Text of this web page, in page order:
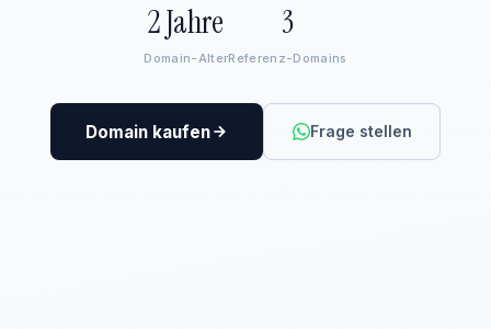
2 Jahre
Domain-Alter
3
Referenz-Domains
Domain kaufen Frage stellen